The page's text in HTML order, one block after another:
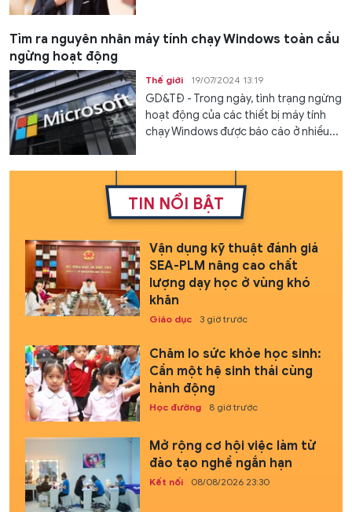
Tìm ra nguyên nhân máy tính chạy Windows toàn cầu
ngừng hoạt động
Thế giới 19/07/2024 13:19
GD&TĐ - Trong ngày, tình trạng ngừng
hoạt động của các thiết bị máy tính
chạy Windows được báo cáo ở nhiều...
TIN NỔI BẬT
Vận dụng kỹ thuật đánh giá
SEA-PLM nâng cao chất
lượng dạy học ở vùng khó
khăn
Giáo dục 3 giờ trước
Chăm lo sức khỏe học sinh:
Cần một hệ sinh thái cùng
hành động
Học đường 8 giờ trước
Mở rộng cơ hội việc làm từ
đào tạo nghề ngắn hạn
Kết nối 08/08/2026 23:30